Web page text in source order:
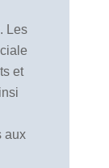
Les
et
aux